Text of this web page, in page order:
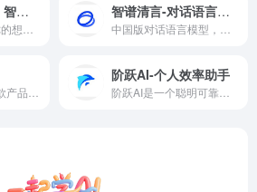
manus- Agent 智能体 智谱清言-对话语言模型
阶跃AI-个人效率助手